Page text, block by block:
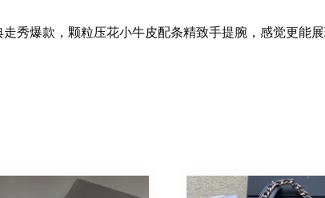
秀爆款，颗粒压花小牛皮配条精致手提腕，感觉更能